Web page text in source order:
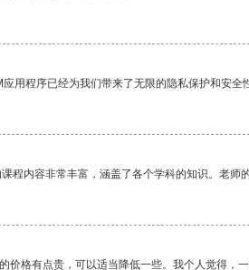
用程序已经为我们带来了无限的隐私保护和安全
程内容非常丰富，涵盖了各个学科的知识。老师
价格有点贵，可以适当降低一些。我个人觉得，